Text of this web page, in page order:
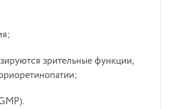
зрительные функции,